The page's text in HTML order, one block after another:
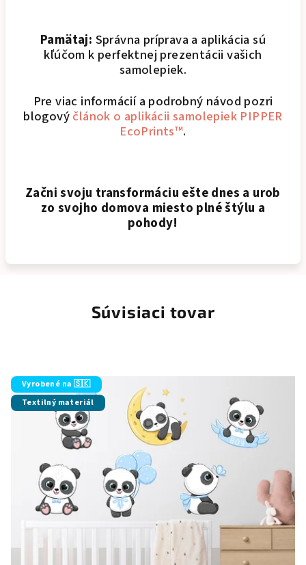
Pamätaj: Správna príprava a aplikácia sú
kľúčom k perfektnej prezentácii vašich
samolepiek.
Pre viac informácií a podrobný návod pozri
blogovýčlánok o aplikácii samolepiek PIPPER
EcoPrints™.
Začni svoju transformáciu ešte dnes a urob
zo svojho domova miesto plné štýlu a
pohody!
Súvisiaci tovar
Vyrobené na 🇸🇰
Textilný materiál